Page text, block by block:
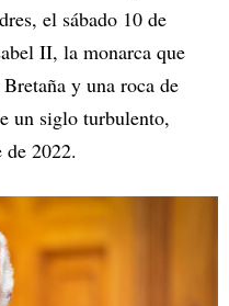
el sábado 10 de
II, la monarca que
y una roca de
un siglo turbulento,
2022.